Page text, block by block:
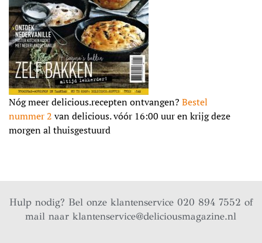
Nóg meer delicious.recepten ontvangen? Bestel
nummer 2 van delicious. vóór 16:00 uur en krijg deze
morgen al thuisgestuurd
Hulp nodig? Bel onze klantenservice 020 894 7552 of
mail naarklantenservice@deliciousmagazine.nl